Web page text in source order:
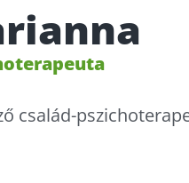
család-